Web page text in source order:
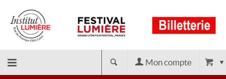
Mon compte